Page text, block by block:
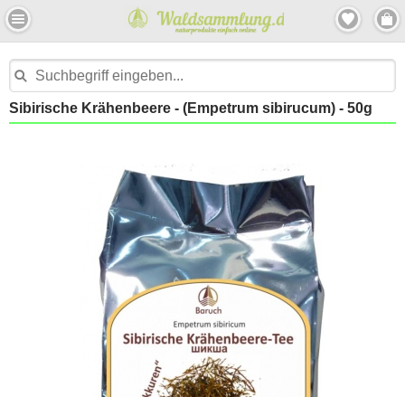
Sibirische Krähenbeere - (Empetrum sibirucum) - 50g